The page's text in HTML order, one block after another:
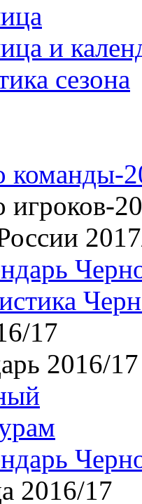
и
сезона
команды-
игроков-
17
2016/17
2016/17